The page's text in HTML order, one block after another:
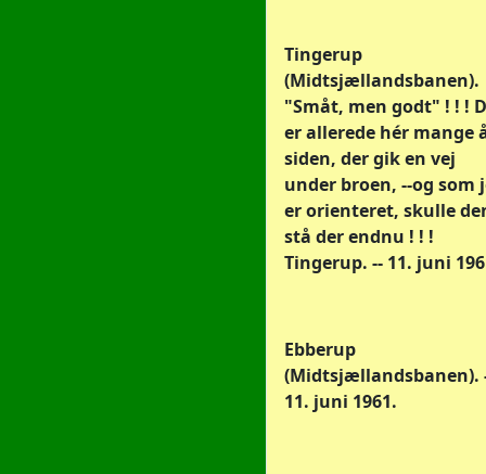
Tingerup
(Midtsjællandsbanen).
"Småt, men godt" ! ! !
er allerede hér mange
siden, der gik en vej
under broen, --og som
er orienteret, skulle
stå der endnu ! ! !
Tingerup. -- 11. juni
Ebberup
(Midtsjællandsbanen).
11. juni 1961.